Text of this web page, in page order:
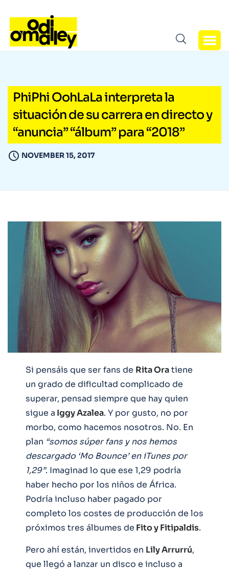
PhiPhi OohLaLa interpreta la
situación de su carrera en directo y
“anuncia” “álbum” para “2018”
NOVEMBER 15, 2017
Si pensáis que ser fans de Rita Oratiene
un grado de dificultad complicado de
superar, pensad siempre que hay quien
sigue a Iggy Azalea. Y por gusto, no por
morbo, como hacemos nosotros. No. En
plan “somos súper fans y nos hemos
descargado ‘Mo Bounce’ en iTunes por
1,29”. Imaginad lo que ese 1,29 podría
haber hecho por los niños de África.
Podría incluso haber pagado por
completo los costes de producción de los
próximos tres álbumes de Fito y Fitipaldis.
Pero ahí están, invertidos en Lily Arrurrú,
que llegó a lanzar un disco e incluso a